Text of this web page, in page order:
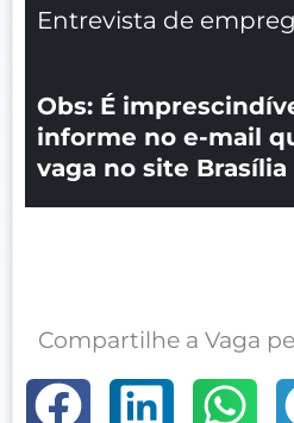
Entrevista de
Obs: É
informe no e-mail
vaga no site
Compartilhe a Vaga